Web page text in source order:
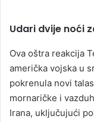
Udari dvije noći
Ova oštra reakcija
američka vojska u
pokrenula novi
mornaričke i
Irana, uključujući